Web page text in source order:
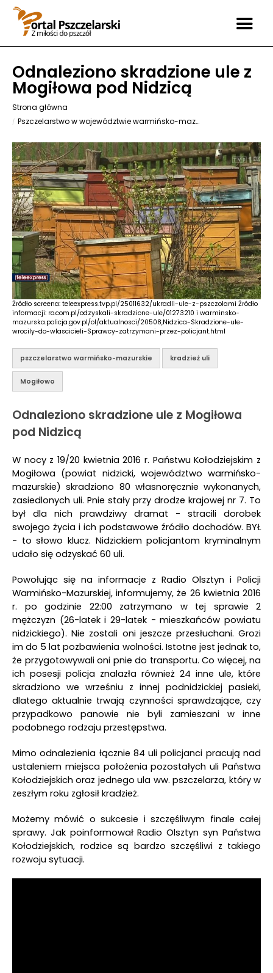
Odnaleziono skradzione ule z
Mogiłowa pod Nidzicą
Strona główna
Pszczelarstwo w województwie warmińsko-mazurskim
Źródło screena: teleexpress.tvp.pl/25011632/ukradli-ule-z-pszczolami Źródło
informacji: ro.com.pl/odzyskali-skradzione-ule/01273210 i warminsko-
mazurska.policja.gov.pl/ol/aktualnosci/20508,Nidzica-Skradzione-ule-
wrocily-do-wlascicieli-Sprawcy-zatrzymani-przez-policjant.html
pszczelarstwo warmińsko-mazurskie kradzież uli
Mogiłowo
Odnaleziono skradzione ule z Mogiłowa
pod Nidzicą
W nocy z 19/20 kwietnia 2016 r. Państwu Kołodziejskim z
Mogiłowa (powiat nidzicki, województwo warmińsko-
mazurskie) skradziono 80 własnoręcznie wykonanych,
zasiedlonych uli. Pnie stały przy drodze krajowej nr 7. To
był dla nich prawdziwy dramat - stracili dorobek
swojego życia i ich podstawowe źródło dochodów. BYŁ
- to słowo klucz. Nidzickiem policjantom kryminalnym
udało się odzyskać 60 uli.
Powołując się na informacje z Radio Olsztyn i Policji
Warmińsko-Mazurskiej, informujemy, że 26 kwietnia 2016
r. po godzinie 22:00 zatrzymano w tej sprawie 2
mężczyzn (26-latek i 29-latek - mieszkańców powiatu
nidzickiego). Nie zostali oni jeszcze przesłuchani. Grozi
im do 5 lat pozbawienia wolności. Istotne jest jednak to,
że przygotowywali oni pnie do transportu. Co więcej, na
ich posesji policja znalazła również 24 inne ule, które
skradziono we wrześniu z innej podnidzickiej pasieki,
dlatego aktualnie trwają czynności sprawdzające, czy
przypadkowo panowie nie byli zamieszani w inne
podobnego rodzaju przestępstwa.
Mimo odnalezienia łącznie 84 uli policjanci pracują nad
ustaleniem miejsca położenia pozostałych uli Państwa
Kołodziejskich oraz jednego ula ww. pszczelarza, który w
zeszłym roku zgłosił kradzież.
Możemy mówić o sukcesie i szczęśliwym finale całej
sprawy. Jak poinformował Radio Olsztyn syn Państwa
Kołodziejskich, rodzice są bardzo szczęśliwi z takiego
rozwoju sytuacji.